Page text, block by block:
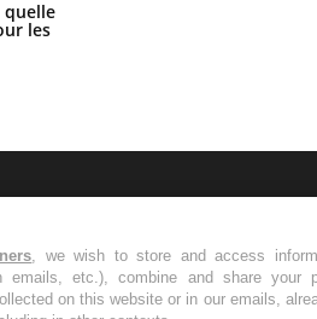
quelle
les
les semaines les meilleures
, we wish to store and access
emails, etc.), combine and share your
on this website or in our emails,